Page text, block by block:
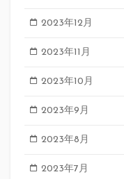
2023年12月
2023年11月
2023年10月
2023年9月
2023年8月
2023年7月